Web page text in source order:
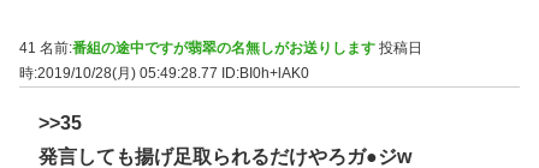
41 名前:番組の途中ですが翡翠の名無しがお送りします 投稿日
時:2019/10/28(月) 05:49:28.77 ID:BI0h+lAK0
>>35
発言しても揚げ足取られるだけやろガ●ジw